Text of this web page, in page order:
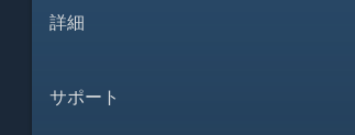
詳細
サポート